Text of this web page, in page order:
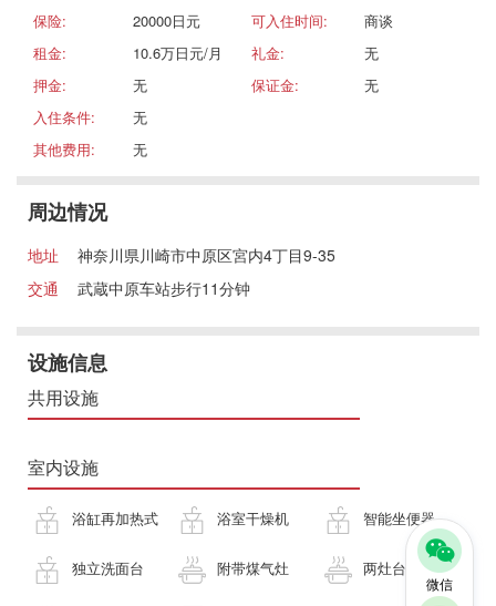
微信
保险:
20000日元 可入住时间:
商谈
租金:
10.6万日元/月 礼金:
无
押金:
无 保证金:
无
入住条件:
无
其他费用:
无
周边情况
地址
神奈川県川崎市中原区宮内4丁目9-35
交通
武蔵中原车站步行11分钟
设施信息
共用设施
室内设施
浴缸再加热式 浴室干燥机 智能坐便器
独立洗面台 附带煤气灶 两灶台